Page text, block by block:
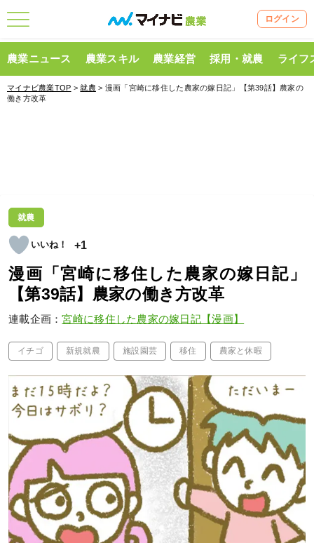
ログイン
農業ニュース 農業スキル 農業経営 採用・就農 ライフ
マイナビ農業TOP >就農 > 漫画「宮崎に移住した農家の嫁日記」【第39話】農家の
働き方改革
就農
+1
漫画「宮崎に移住した農家の嫁日記」
【第39話】農家の働き方改革
連載企画：宮崎に移住した農家の嫁日記【漫画】
イチゴ 新規就農 施設園芸 移住 農家と休暇